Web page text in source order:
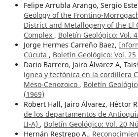
Felipe Arrubla Arango, Sergio
Geology of the Frontino-
District and Metallogeny of the El
Complex , Boletín Geológico: Vol.
Jorge Hermes Carreño Baez,
Cúcuta , Boletín Geológico: Vol.
Dario Barrero, Jairo Álvarez A,
ígnea y tectónica en la cordillera
Meso-Cenozoico , Boletín
(1969)
Robert Hall, Jairo Álvarez, Héctor
de los departamentos de
II-A) , Boletín Geológico: Vol. 20
Hernán Restrepo A.,